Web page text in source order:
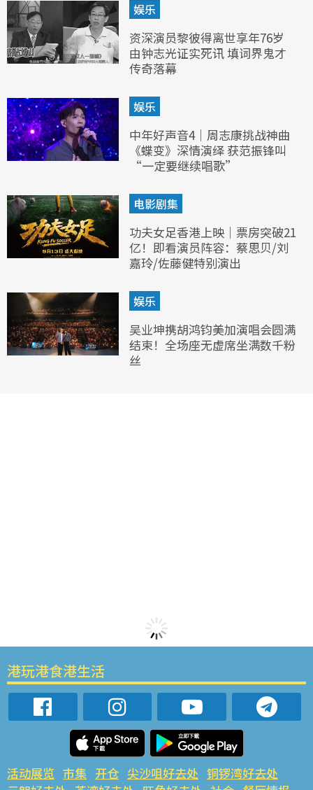
娱乐
资深演员黎彼得离世享年76岁
由钟志光证实死讯 填词界鬼才
传奇落幕
娱乐
中年好声音4｜周志康挑战神曲
《蝶变》深情演绎 获范振锋叫
“一定要继续唱歌”
电影剧集
功夫女足香港上映｜票房突破21
亿！即看演员阵容：蔡思贝/刘
嘉玲/佐藤健特别演出
娱乐
吴业坤携胡鸿钧美加演唱会圆满
结束！全场座无虚席坐满数千粉
丝
港玩港食港生活
活动展览 市集 开仓 尖沙咀好去处 铜锣湾好去处